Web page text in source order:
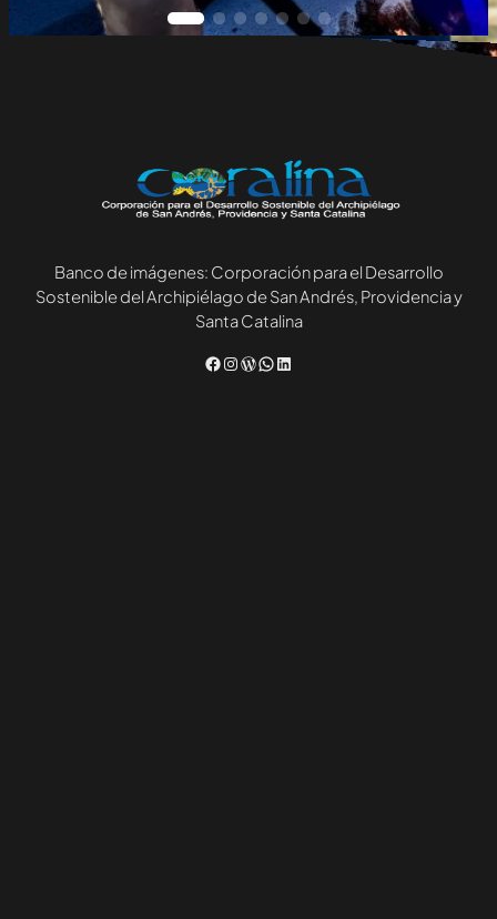
Banco de imágenes: Corporación para el Desarrollo
Sostenible del Archipiélago de San Andrés, Providencia y
Santa Catalina
Facebook
Instagram
WordPress
WhatsApp
LinkedIn